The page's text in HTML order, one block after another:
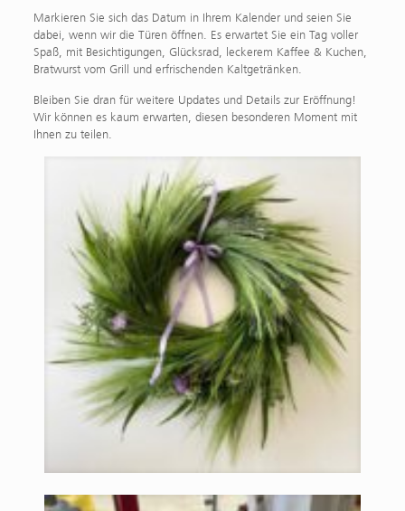
Markieren Sie sich das Datum in Ihrem Kalender und seien Sie
dabei, wenn wir die Türen öffnen. Es erwartet Sie ein Tag voller
Spaß, mit Besichtigungen, Glücksrad, leckerem Kaffee & Kuchen,
Bratwurst vom Grill und erfrischenden Kaltgetränken.
Bleiben Sie dran für weitere Updates und Details zur Eröffnung!
Wir können es kaum erwarten, diesen besonderen Moment mit
Ihnen zu teilen.